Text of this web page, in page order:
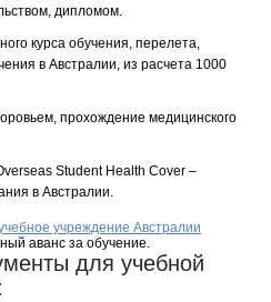
дипломом.
курса обучения, перелета,
в Австралии, из расчета 1000
прохождение медицинского
Student Health Cover –
в Австралии.
учреждение Австралии
аванс за обучение.
для учебной